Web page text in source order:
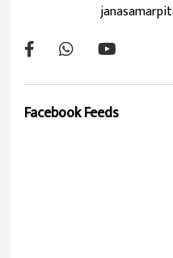
Facebook Feeds